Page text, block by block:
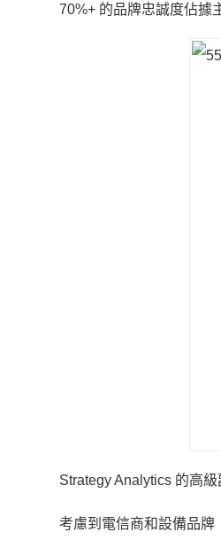
70%+ 的品牌忠誠度佔據
Strategy Analytics 的高
考慮到電信商和設備品牌